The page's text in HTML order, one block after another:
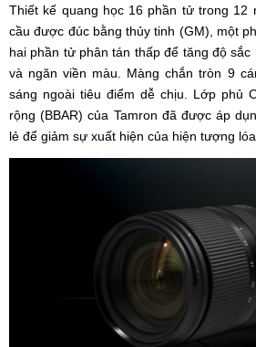
Thiết kế quang học 16 phần tử trong 12
cầu được đúc bằng thủy tinh (GM), một
hai phần tử phân tán thấp để tăng độ sắc
và ngăn viền màu. Màng chắn tròn 9
sáng ngoài tiêu điểm dễ chịu. Lớp phủ
rộng (BBAR) của Tamron đã được áp
lẻ để giảm sự xuất hiện của hiện tượng